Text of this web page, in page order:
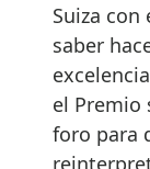
Suiza
saber
el Premio
foro para